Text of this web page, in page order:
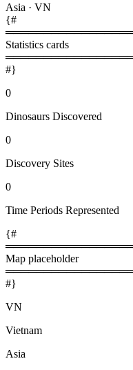
Asia · VN
{#
Statistics cards
#}
0
Dinosaurs Discovered
0
Discovery Sites
0
Time Periods Represented
{#
Map placeholder
#}
VN
Vietnam
Asia